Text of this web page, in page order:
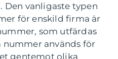
vanligaste typen
för enskild firma är
som utfärdas
nummer används för
gentemot olika